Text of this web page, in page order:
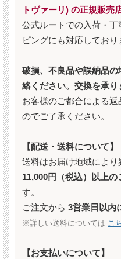
トヴァーリ) の正規販売
公式ルートでの入荷・
ピングにも対応しており
破損、不良品や誤納品
絡ください。交換を承り
お客様のご都合による
のでご了承ください。
【配送・送料について】
送料はお届け地域により
11,000円（税込）以上
す。
ご注文から 3営業日以内
※詳しい送料については こ
【お支払いについて】